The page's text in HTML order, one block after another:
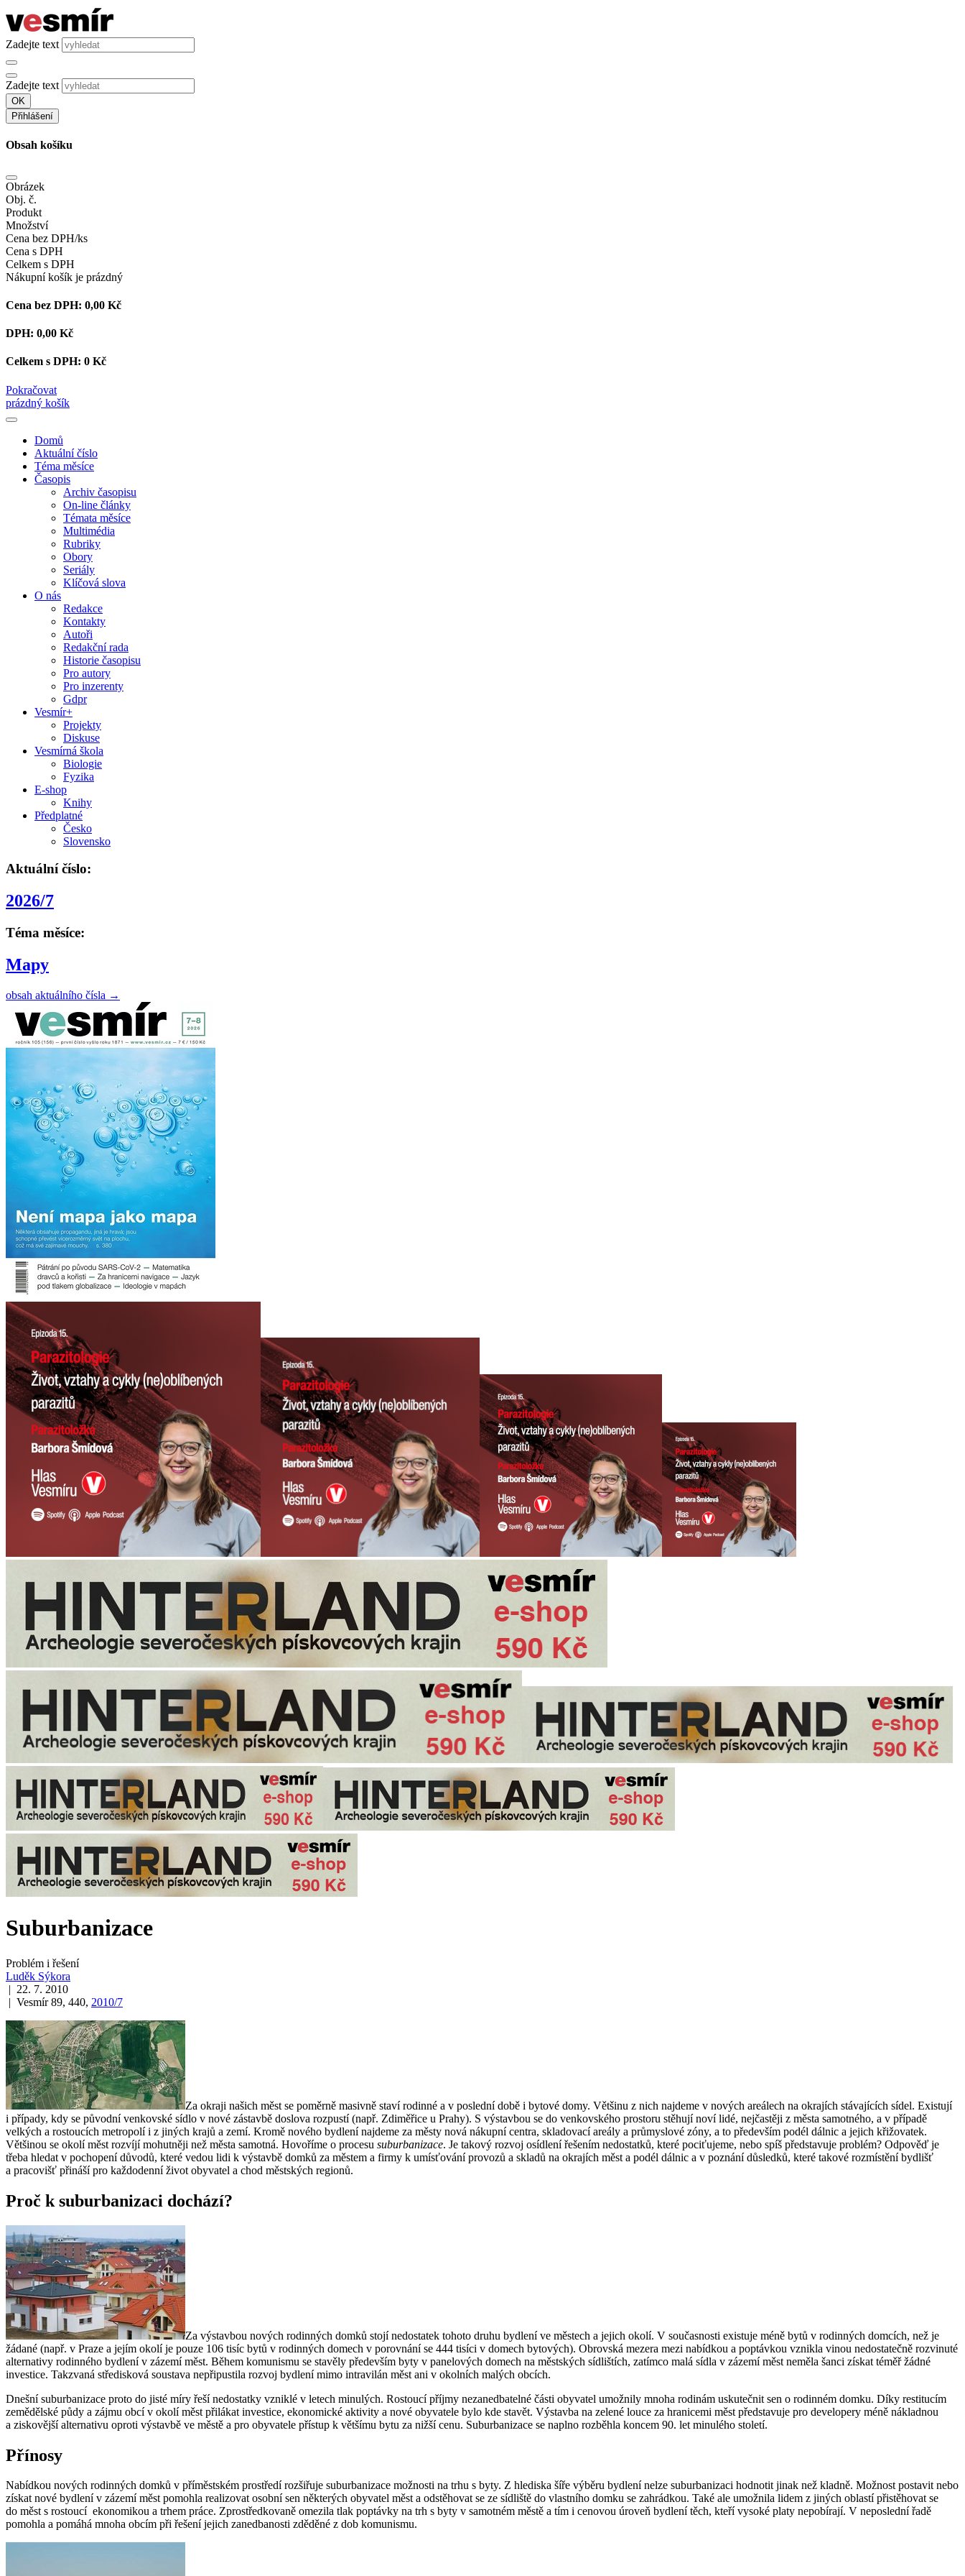
Zadejte text
Zadejte text
OK
Přihlášení
Obsah košíku
Obrázek
Obj. č.
Produkt
Množství
Cena bez DPH/ks
Cena s DPH
Celkem s DPH
Nákupní košík je prázdný
Cena bez DPH: 0,00 Kč
DPH: 0,00 Kč
Celkem s DPH: 0 Kč
Pokračovat
prázdný košík
Domů
Aktuální číslo
Téma měsíce
Časopis
Archiv časopisu
On-line články
Témata měsíce
Multimédia
Rubriky
Obory
Seriály
Klíčová slova
O nás
Redakce
Kontakty
Autoři
Redakční rada
Historie časopisu
Pro autory
Pro inzerenty
Gdpr
Vesmír+
Projekty
Diskuse
Vesmírná škola
Biologie
Fyzika
E-shop
Knihy
Předplatné
Česko
Slovensko
Aktuální číslo:
2026/7
Téma měsíce:
Mapy
obsah aktuálního čísla →
Suburbanizace
Problém i řešení
Luděk Sýkora
| 22. 7. 2010
| Vesmír 89, 440, 2010/7
Za okraji našich měst se poměrně masivně staví rodinné a v poslední době i bytové domy. Většinu z nich najdeme v nových areálech na okrajích stávajících sídel. Existují
i případy, kdy se původní venkovské sídlo v nové zástavbě doslova rozpustí (např. Zdiměřice u Prahy). S výstavbou se do venkovského prostoru stěhují noví lidé, nejčastěji z města samotného, a v případě
velkých a rostoucích metropolí i z jiných krajů a zemí. Kromě nového bydlení najdeme za městy nová nákupní centra, skladovací areály a průmyslové zóny, a to především podél dálnic a jejich křižovatek.
Většinou se okolí měst rozvíjí mohutněji než města samotná. Hovoříme o procesu suburbanizace. Je takový rozvoj osídlení řešením nedostatků, které pociťujeme, nebo spíš představuje problém? Odpověď je
třeba hledat v pochopení důvodů, které vedou lidi k výstavbě domků za městem a firmy k umísťování provozů a skladů na okrajích měst a podél dálnic a v poznání důsledků, které takové rozmístění bydlišť
a pracovišť přináší pro každodenní život obyvatel a chod městských regionů.
Proč k suburbanizaci dochází?
Za výstavbou nových rodinných domků stojí nedostatek tohoto druhu bydlení ve městech a jejich okolí. V současnosti existuje méně bytů v rodinných domcích, než je
žádané (např. v Praze a jejím okolí je pouze 106 tisíc bytů v rodinných domech v porovnání se 444 tisíci v domech bytových). Obrovská mezera mezi nabídkou a poptávkou vznikla vinou nedostatečně rozvinuté
alternativy rodinného bydlení v zázemí měst. Během komunismu se stavěly především byty v panelových domech na městských sídlištích, zatímco malá sídla v zázemí měst neměla šanci získat téměř žádné
investice. Takzvaná středisková soustava nepřipustila rozvoj bydlení mimo intravilán měst ani v okolních malých obcích.
Dnešní suburbanizace proto do jisté míry řeší nedostatky vzniklé v letech minulých. Rostoucí příjmy nezanedbatelné části obyvatel umožnily mnoha rodinám uskutečnit sen o rodinném domku. Díky restitucím
zemědělské půdy a zájmu obcí v okolí měst přilákat investice, ekonomické aktivity a nové obyvatele bylo kde stavět. Výstavba na zelené louce za hranicemi měst představuje pro developery méně nákladnou
a ziskovější alternativu oproti výstavbě ve městě a pro obyvatele přístup k většímu bytu za nižší cenu. Suburbanizace se naplno rozběhla koncem 90. let minulého století.
Přínosy
Nabídkou nových rodinných domků v příměstském prostředí rozšiřuje suburbanizace možnosti na trhu s byty. Z hlediska šíře výběru bydlení nelze suburbanizaci hodnotit jinak než kladně. Možnost postavit nebo
získat nové bydlení v zázemí měst pomohla realizovat osobní sen některých obyvatel měst a odstěhovat se ze sídliště do vlastního domku se zahrádkou. Také ale umožnila lidem z jiných oblastí přistěhovat se
do měst s rostoucí ekonomikou a trhem práce. Zprostředkovaně omezila tlak poptávky na trh s byty v samotném městě a tím i cenovou úroveň bydlení těch, kteří vysoké platy nepobírají. V neposlední řadě
pomohla a pomáhá mnoha obcím při řešení jejich zanedbanosti zděděné z dob komunismu.